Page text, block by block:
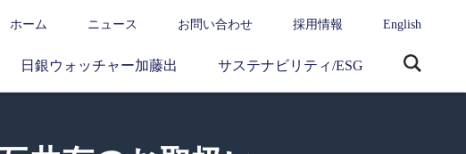
ホーム ニュース お問い合わせ 採用情報 English
日銀ウォッチャー加藤出 サステナビリティ/ESG